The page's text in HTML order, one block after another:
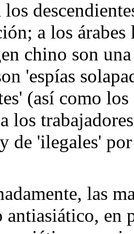
a los
chino son
'espías
(así como
los
de 'ilegales'
las
antiasiático, en